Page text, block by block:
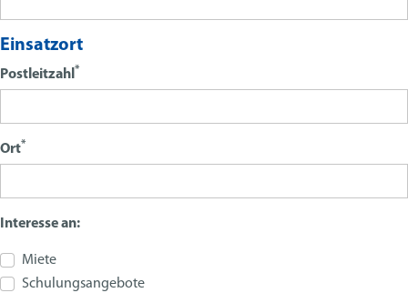
Einsatzort
Postleitzahl*
Ort*
Interesse an:
Miete
Schulungsangebote